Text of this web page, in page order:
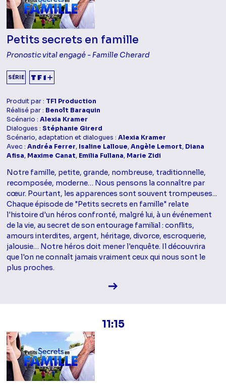
Petits secrets en famille
Pronostic vital engagé - Famille Cherard
SÉRIE
Produit par : TF1 Production
Réalisé par : Benoît Baraquin
Scénario :Alexia Kramer
Dialogues :Stéphanie Girerd
Scénario, adaptation et dialogues :Alexia Kramer
Avec :Andréa Ferrer, Isaline Lalloue,Angèle Lemort, Diana
Afisa, Maxime Canat, Emilia Fullana, Marie Zidi
Notre famille, petite, grande, nombreuse, traditionnelle,
recomposée, moderne… Nous pensons la connaître par
cœur. Pourtant, les apparences sont souvent trompeuses...
Chaque épisode de "Petits secrets en famille" relate
l'histoire d'un héros confronté, malgré lui, à un événement
de la vie, au secret de son entourage familial : conflits,
amours interdites, argent, héritage, divorce, escroquerie,
jalousie… Notre héros doit mener l'enquête. Il découvrira
que l'on ne connaît jamais vraiment ceux qui nous sont le
plus proches.
Voir la fiche diffusion
11:15